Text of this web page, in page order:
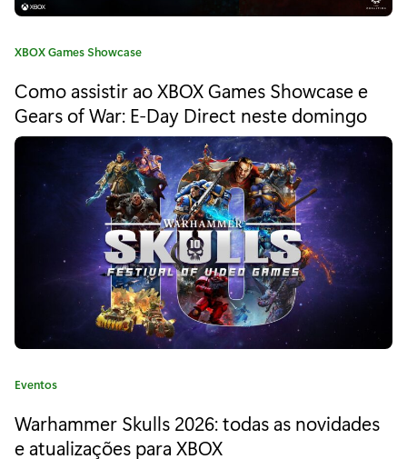
r
a
n
g
e
r
T
h
a
H
C
t
e
g
o
XBOX Games Showcase
Como assistir ao XBOX Games Showcase e
Gears of War: E-Day Direct neste domingo
C
t
Eventos
Warhammer Skulls 2026: todas as novidades
e atualizações para XBOX